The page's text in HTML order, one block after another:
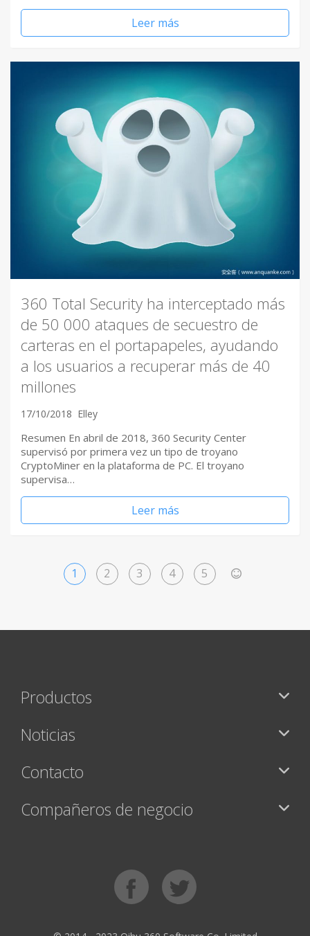
Leer más
360 Total Security ha interceptado más
de 50 000 ataques de secuestro de
carteras en el portapapeles, ayudando
a los usuarios a recuperar más de 40
millones
17/10/2018 Elley
Resumen En abril de 2018, 360 ​Security Center
supervisó por primera vez un tipo de troyano
CryptoMiner en la plataforma de PC. El troyano
supervisa…
Leer más
1 2 3 4 5
Productos
Noticias
Contacto
Compañeros de negocio